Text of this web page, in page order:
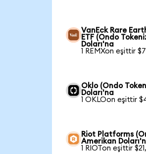
VanEck Rare
ETF (Ondo
Doları'na
1 REMXon eşittir
Oklo (Ondo
Doları'na
1 OKLOon eşittir
Riot Platforms
Amerikan
1 RIOTon eşittir